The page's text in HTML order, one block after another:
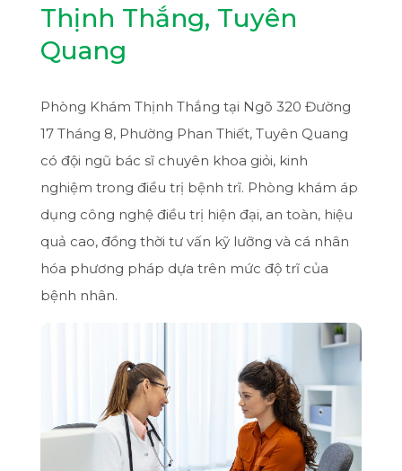
Thịnh Thắng, Tuyên
Quang
Phòng Khám Thịnh Thắng tại Ngõ 320 Đường
17 Tháng 8, Phường Phan Thiết, Tuyên Quang
có đội ngũ bác sĩ chuyên khoa giỏi, kinh
nghiệm trong điều trị bệnh trĩ. Phòng khám áp
dụng công nghệ điều trị hiện đại, an toàn, hiệu
quả cao, đồng thời tư vấn kỹ lưỡng và cá nhân
hóa phương pháp dựa trên mức độ trĩ của
bệnh nhân.